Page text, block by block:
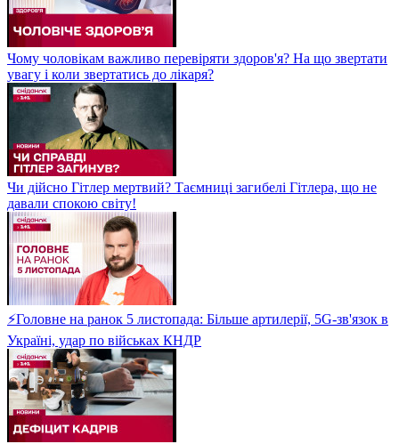
Чому чоловікам важливо перевіряти здоров'я? На що звертати
увагу і коли звертатись до лікаря?
Чи дійсно Гітлер мертвий? Таємниці загибелі Гітлера, що не
давали спокою світу!
⚡Головне на ранок 5 листопада: Більше артилерії, 5G-зв'язок в
Україні, удар по військах КНДР